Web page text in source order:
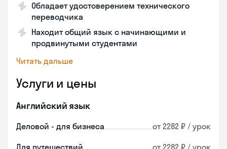
Обладает удостоверением технического
переводчика
Находит общий язык с начинающими и
продвинутыми студентами
Читать дальше
Услуги и цены
Английский язык
Деловой - для бизнеса от 2282 ₽ / урок
Для путешествий от 2282 ₽ / урок